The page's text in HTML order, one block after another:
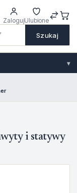
Szukaj
ZalogujUlubione
▾
i statywy